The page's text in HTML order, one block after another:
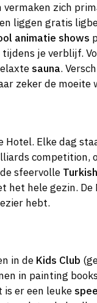
zich
liggen gratis
animatie shows
je verblijf.
sauna.
zeker de moeite
Hotel. Elke dag
competition,
sfeervolle
het hele gezin.
hebt.
in de Kids Club
in painting
is er een leuke